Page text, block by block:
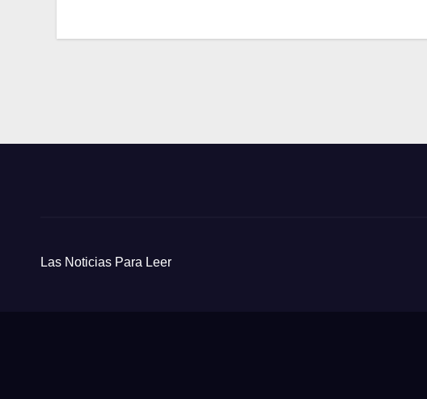
Las Noticias Para Leer